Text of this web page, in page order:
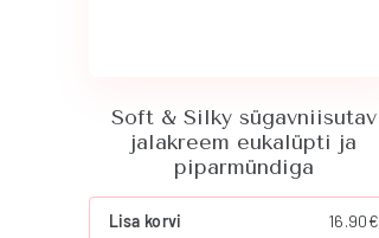
Soft & Silky sügavniisutav
jalakreem eukalüpti ja
piparmündiga
Lisa korvi 16.90€